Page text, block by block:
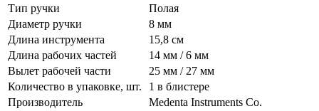
Тип ручки
Полая
Диаметр ручки
8 мм
Длина инструмента
15,8 см
Длина рабочих частей
14 мм / 6 мм
Вылет рабочей части
25 мм / 27 мм
Количество в упаковке, шт.
1 в блистере
Производитель
Medenta Instruments Co.